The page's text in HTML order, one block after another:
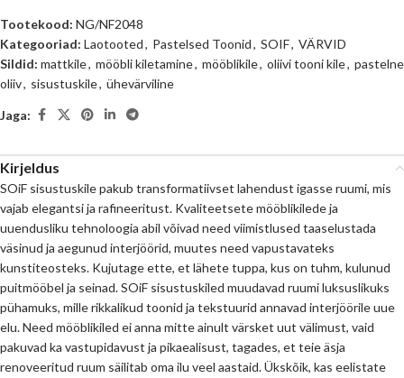
Tootekood: NG/NF2048
Kategooriad: Laotooted, Pastelsed Toonid, SOIF, VÄRVID
Sildid: mattkile, mööbli kiletamine, mööblikile, oliivi tooni kile, pastelne
oliiv, sisustuskile, ühevärviline
Jaga:
Kirjeldus
SOiF sisustuskile pakub transformatiivset lahendust igasse ruumi, mis
vajab elegantsi ja rafineeritust. Kvaliteetsete mööblikilede ja
uuendusliku tehnoloogia abil võivad need viimistlused taaselustada
väsinud ja aegunud interjöörid, muutes need vapustavateks
kunstiteosteks. Kujutage ette, et lähete tuppa, kus on tuhm, kulunud
puitmööbel ja seinad. SOiF sisustuskiled muudavad ruumi luksuslikuks
pühamuks, mille rikkalikud toonid ja tekstuurid annavad interjöörile uue
elu. Need mööblikiled ei anna mitte ainult värsket uut välimust, vaid
pakuvad ka vastupidavust ja pikaealisust, tagades, et teie äsja
renoveeritud ruum säilitab oma ilu veel aastaid. Ükskõik, kas eelistate